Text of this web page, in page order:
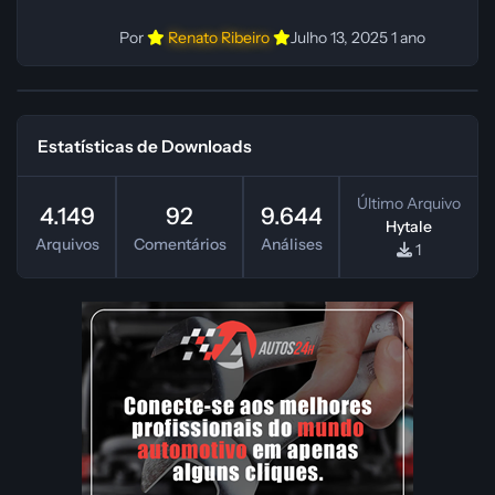
Por Renato Ribeiro Julho 13, 20251 ano
Estatísticas de Downloads
4.149
Arquivos
92
Comentários
9.644
Análises
Último Arquivo
Hytale
1